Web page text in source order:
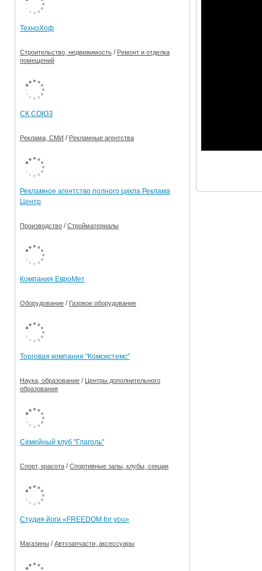
ТехноХоф
Строительство, недвижимость / Ремонт и отделка
помещений
СК СОЮЗ
Реклама, СМИ / Рекламные агентства
Рекламное агентство полного цикла Реклама
Центр
Производство /Стройматериалы
Компания ЕвроМет
Оборудование / Газовое оборудование
Торговая компания "Комсистемс"
Наука, образование / Центры дополнительного
образования
Семейный клуб "Глаголь"
Спорт, красота /Спортивные залы, клубы, секции
Студия йоги «FREEDOM for you»
Магазины /Автозапчасти, аксессуары